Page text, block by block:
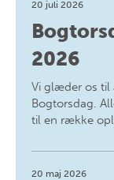
20 juli 2026
2026
Vi glæder os til
Bogtorsdag.
til en række
20 maj 2026